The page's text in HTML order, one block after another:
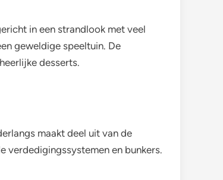
in een strandlook met veel
geweldige speeltuin. De
desserts.
maakt deel uit van de
verdedigingssystemen en bunkers.